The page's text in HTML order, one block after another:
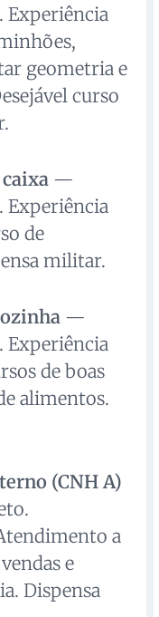
Experiência
geometria e
curso
—
Experiência
de
militar.
—
Experiência
de boas
alimentos.
(CNH A)
a
e
Dispensa